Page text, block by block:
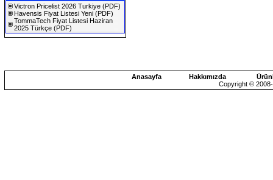
Victron Pricelist 2026 Turkiye (PDF)
Havensis Fiyat Listesi Yeni (PDF)
TommaTech Fiyat Listesi Haziran
2025 Türkçe (PDF)
Anasayfa Hakkımızda
Copyright ©